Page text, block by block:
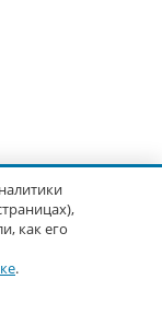
как его
.
данных в
данных
680-19-43.
для